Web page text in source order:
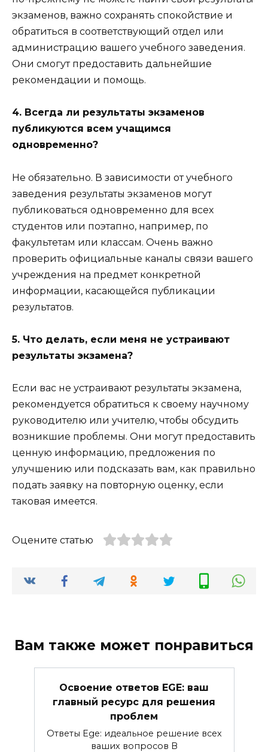
экзаменов, важно сохранять спокойствие и
обратиться в соответствующий отдел или
администрацию вашего учебного заведения.
Они смогут предоставить дальнейшие
рекомендации и помощь.
4. Всегда ли результаты экзаменов
публикуются всем учащимся
одновременно?
Не обязательно. В зависимости от учебного
заведения результаты экзаменов могут
публиковаться одновременно для всех
студентов или поэтапно, например, по
факультетам или классам. Очень важно
проверить официальные каналы связи вашего
учреждения на предмет конкретной
информации, касающейся публикации
результатов.
5. Что делать, если меня не устраивают
результаты экзамена?
Если вас не устраивают результаты экзамена,
рекомендуется обратиться к своему научному
руководителю или учителю, чтобы обсудить
возникшие проблемы. Они могут предоставить
ценную информацию, предложения по
улучшению или подсказать вам, как правильно
подать заявку на повторную оценку, если
таковая имеется.
Оцените статью
Вам также может понравиться
Освоение ответов EGE: ваш
главный ресурс для решения
проблем
Ответы Ege: идеальное решение всех
ваших вопросов В